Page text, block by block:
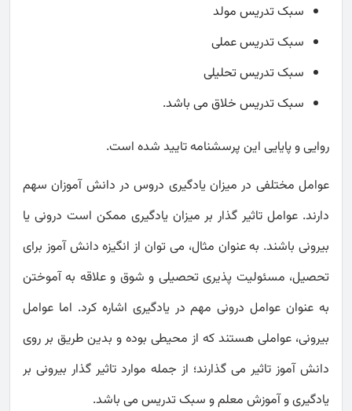
سبک تدریس مولد
سبک تدریس عملی
سبک تدریس تحلیلی
سبک تدریس خلاق می باشد.
روایی و پایایی این پرسشنامه تایید شده است.
عوامل مختلفی در میزان یادگیری دروس در دانش آموزان سهم
دارند. عوامل تاثیر گذار بر میزان یادگیری ممکن است درونی یا
بیرونی باشند. به عنوان مثال، می توان از انگیزه دانش آموز برای
تحصیل، مسئولیت پذیری تحصیلی و شوق و علاقه به آموختن
به عنوان عوامل درونی مهم در یادگیری اشاره کرد. اما عوامل
بیرونی، عواملی هستند که از محیطی بوده و بدین طریق بر روی
دانش آموز تاثیر می گذارند؛ از جمله موارد تاثیر گذار بیرونی بر
یادگیری و آموزش معلم و سبک تدریس می باشد.